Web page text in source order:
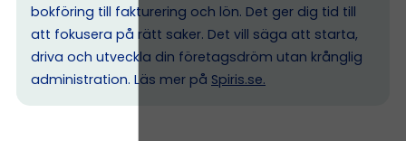
bokföring till fakturering och lön. Det ger dig tid till
att fokusera på rätt saker. Det vill säga att starta,
driva och utveckla din företagsdröm utan krånglig
administration. Läs mer på Spiris.se.